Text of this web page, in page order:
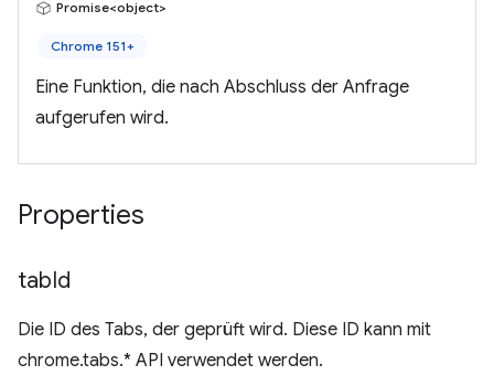
Promise<object>
Chrome 151+
Eine Funktion, die nach Abschluss der Anfrage
aufgerufen wird.
Properties
tabId
Die ID des Tabs, der geprüft wird. Diese ID kann mit
chrome.tabs.* API verwendet werden.